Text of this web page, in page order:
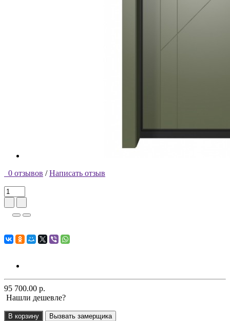
0 отзывов / Написать отзыв
95 700.00 р.
Нашли дешевле?
В корзину Вызвать замерщика